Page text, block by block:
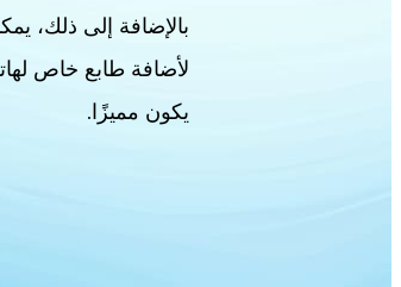
بالإضافة إلى ذلك،
لأضافة طابع خاص
يكون مميزًا.